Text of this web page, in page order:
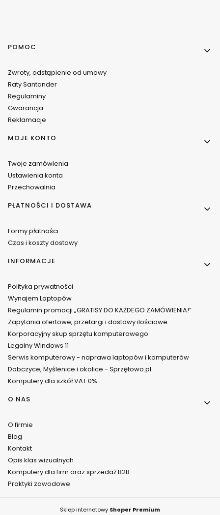
Linki w stopce
POMOC
Zwroty, odstąpienie od umowy
Raty Santander
Regulaminy
Gwarancja
Reklamacje
MOJE KONTO
Twoje zamówienia
Ustawienia konta
Przechowalnia
PŁATNOŚCI I DOSTAWA
Formy płatności
Czas i koszty dostawy
INFORMACJE
Polityka prywatności
Wynajem Laptopów
Regulamin promocji „GRATISY DO KAŻDEGO ZAMÓWIENIA!”
Zapytania ofertowe, przetargi i dostawy ilościowe
Korporacyjny skup sprzętu komputerowego
Legalny Windows 11
Serwis komputerowy - naprawa laptopów i komputerów
Dobczyce, Myślenice i okolice - Sprzętowo.pl
Komputery dla szkół VAT 0%
O NAS
O firmie
Blog
Kontakt
Opis klas wizualnych
Komputery dla firm oraz sprzedaż B2B
Praktyki zawodowe
Sklep internetowy Shoper Premium